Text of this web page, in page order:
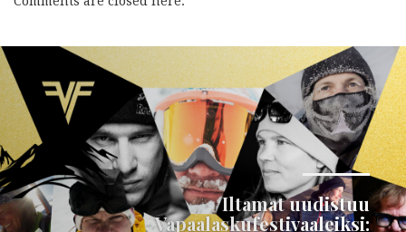
Iltamat uudistuu
Vapaalaskufestivaaleiksi:
Seuraava